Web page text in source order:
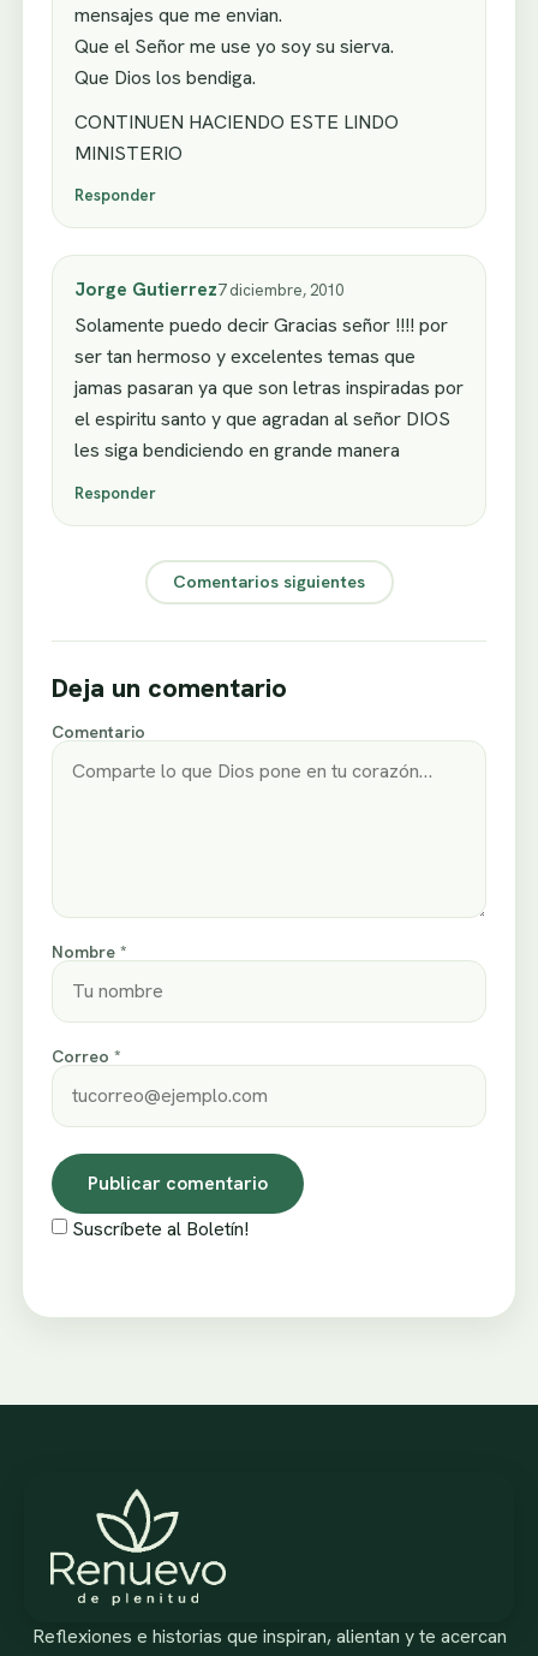
mensajes que me envian.
Que el Señor me use yo soy su sierva.
Que Dios los bendiga.
CONTINUEN HACIENDO ESTE LINDO
MINISTERIO
Responder
Jorge Gutierrez7 diciembre, 2010
Solamente puedo decir Gracias señor !!!! por
ser tan hermoso y excelentes temas que
jamas pasaran ya que son letras inspiradas por
el espiritu santo y que agradan al señor DIOS
les siga bendiciendo en grande manera
Responder
Comentarios siguientes
Deja un comentario
Comentario
Nombre *
Correo *
Suscríbete al Boletín!
Reflexiones e historias que inspiran, alientan y te acercan